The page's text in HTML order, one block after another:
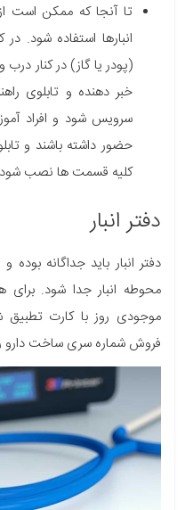
تا آنجا که ممکن است
انبارها استفاده شود.
(پودر یا گاز) در کنار
خبر دهنده و تابلوی
سرویس شود و افراد
حضور داشته باشند و
کلیه قسمت ها نصب
دفتر انبار
دفتر انبار باید جداگانه
محوطه انبار جدا شود. برای
موجودی روز با کارت تطبیق
فروش شماره سری ساخت دارو